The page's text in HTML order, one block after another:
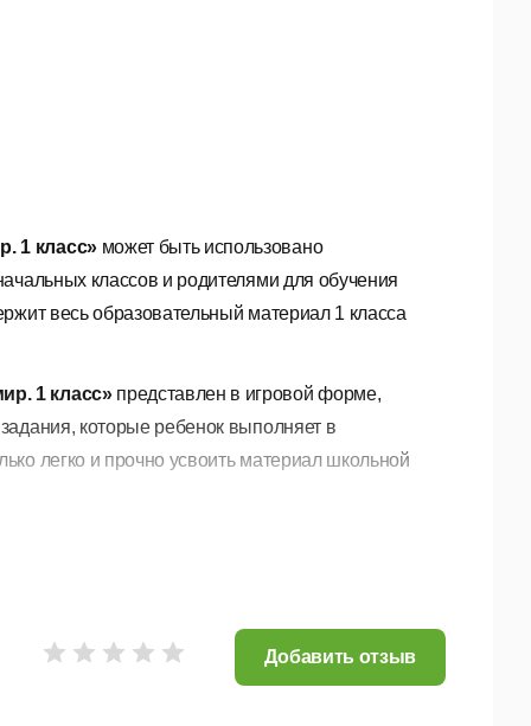
1 класс» может быть использовано
классов и родителями для обучения
весь образовательный материал 1 класса
1 класс» представлен в игровой форме,
которые ребенок выполняет в
легко и прочно усвоить материал школьной
может заниматься самостоятельно или с
Добавить отзыв